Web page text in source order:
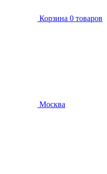
Корзина 0 товаров
Москва